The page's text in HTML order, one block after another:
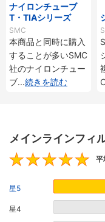
ナイロンチューブ
T・TIAシリーズ
SMC
本商品と同時に購入
することが多いSMC
社のナイロンチュー
ブ...続きを読む
メインラインフィ
平
星5
星4